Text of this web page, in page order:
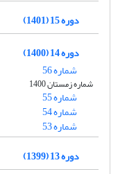
دوره 15 (1401)
دوره 14 (1400)
شماره 56
شماره زمستان 1400
شماره 55
شماره 54
شماره 53
دوره 13 (1399)